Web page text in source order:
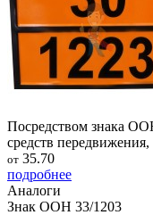
Посредством знака
средств
от 35.70
подробнее
Аналоги
Знак ООН 33/1203